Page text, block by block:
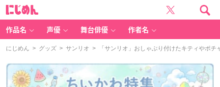
作品名 声優 舞台俳優 作者名
にじめん > グッズ > サンリオ > 「サンリオ」おしゃぶり付けたキティやポチ